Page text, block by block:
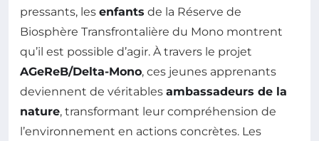
pressants, les enfants de la Réserve de
Biosphère Transfrontalière du Mono montrent
qu’il est possible d’agir. À travers le projet
AGeReB/Delta-Mono, ces jeunes apprenants
deviennent de véritables ambassadeurs de la
nature, transformant leur compréhension de
l’environnement en actions concrètes. Les